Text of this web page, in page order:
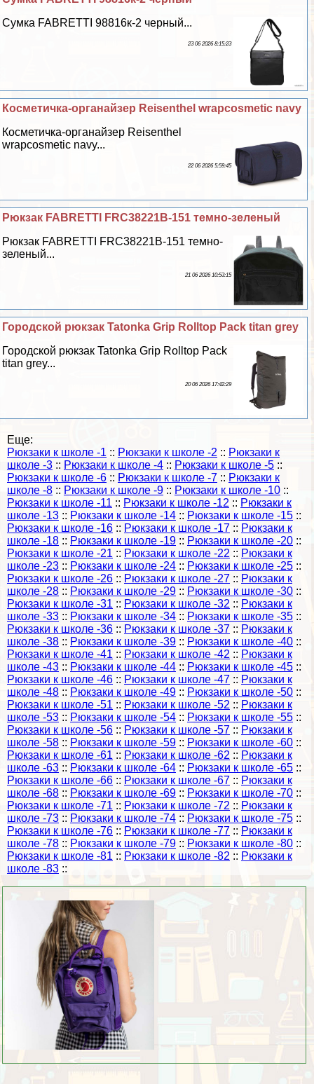
Сумка FABRETTI 98816к-2 черный...
23 06 2026 8:15:23
Косметичка-органайзер Reisenthel wrapcosmetic navy
Косметичка-органайзер Reisenthel
wrapcosmetic navy...
22 06 2026 5:59:45
Рюкзак FABRETTI FRC38221B-151 темно-зеленый
Рюкзак FABRETTI FRC38221B-151 темно-
зеленый...
21 06 2026 10:53:15
Городской рюкзак Tatonka Grip Rolltop Pack titan grey
Городской рюкзак Tatonka Grip Rolltop Pack
titan grey...
20 06 2026 17:42:29
Еще:
Рюкзаки к школе -1 :: Рюкзаки к школе -2 :: Рюкзаки к
школе -3 :: Рюкзаки к школе -4 :: Рюкзаки к школе -5 ::
Рюкзаки к школе -6 :: Рюкзаки к школе -7 :: Рюкзаки к
школе -8 :: Рюкзаки к школе -9 :: Рюкзаки к школе -10 ::
Рюкзаки к школе -11 :: Рюкзаки к школе -12 :: Рюкзаки к
школе -13 :: Рюкзаки к школе -14 :: Рюкзаки к школе -15 ::
Рюкзаки к школе -16 :: Рюкзаки к школе -17 :: Рюкзаки к
школе -18 :: Рюкзаки к школе -19 :: Рюкзаки к школе -20 ::
Рюкзаки к школе -21 :: Рюкзаки к школе -22 :: Рюкзаки к
школе -23 :: Рюкзаки к школе -24 :: Рюкзаки к школе -25 ::
Рюкзаки к школе -26 :: Рюкзаки к школе -27 :: Рюкзаки к
школе -28 :: Рюкзаки к школе -29 :: Рюкзаки к школе -30 ::
Рюкзаки к школе -31 :: Рюкзаки к школе -32 :: Рюкзаки к
школе -33 :: Рюкзаки к школе -34 :: Рюкзаки к школе -35 ::
Рюкзаки к школе -36 :: Рюкзаки к школе -37 :: Рюкзаки к
школе -38 :: Рюкзаки к школе -39 :: Рюкзаки к школе -40 ::
Рюкзаки к школе -41 :: Рюкзаки к школе -42 :: Рюкзаки к
школе -43 :: Рюкзаки к школе -44 :: Рюкзаки к школе -45 ::
Рюкзаки к школе -46 :: Рюкзаки к школе -47 :: Рюкзаки к
школе -48 :: Рюкзаки к школе -49 :: Рюкзаки к школе -50 ::
Рюкзаки к школе -51 :: Рюкзаки к школе -52 :: Рюкзаки к
школе -53 :: Рюкзаки к школе -54 :: Рюкзаки к школе -55 ::
Рюкзаки к школе -56 :: Рюкзаки к школе -57 :: Рюкзаки к
школе -58 :: Рюкзаки к школе -59 :: Рюкзаки к школе -60 ::
Рюкзаки к школе -61 :: Рюкзаки к школе -62 :: Рюкзаки к
школе -63 :: Рюкзаки к школе -64 :: Рюкзаки к школе -65 ::
Рюкзаки к школе -66 :: Рюкзаки к школе -67 :: Рюкзаки к
школе -68 :: Рюкзаки к школе -69 :: Рюкзаки к школе -70 ::
Рюкзаки к школе -71 :: Рюкзаки к школе -72 :: Рюкзаки к
школе -73 :: Рюкзаки к школе -74 :: Рюкзаки к школе -75 ::
Рюкзаки к школе -76 :: Рюкзаки к школе -77 :: Рюкзаки к
школе -78 :: Рюкзаки к школе -79 :: Рюкзаки к школе -80 ::
Рюкзаки к школе -81 :: Рюкзаки к школе -82 :: Рюкзаки к
школе -83 ::